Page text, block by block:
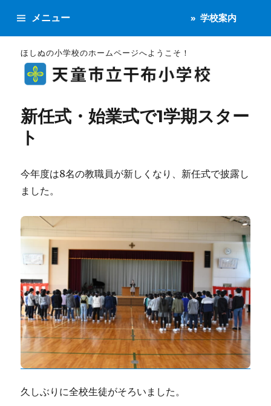
ほしぬの小学校のホームページへようこそ！
メニュー 学校案内
新任式・始業式で1学期スター
ト
今年度は8名の教職員が新しくなり、新任式で披露し
ました。
久しぶりに全校生徒がそろいました。